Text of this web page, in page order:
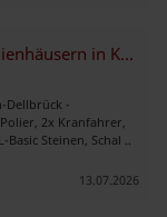
Lohnleistung - Rohbau von 4 Mehrfamilienhäusern in Köln
Dellbrück -
, Polier, 2x Kranfahrer,
Steinen, Schal ..
13.07.2026